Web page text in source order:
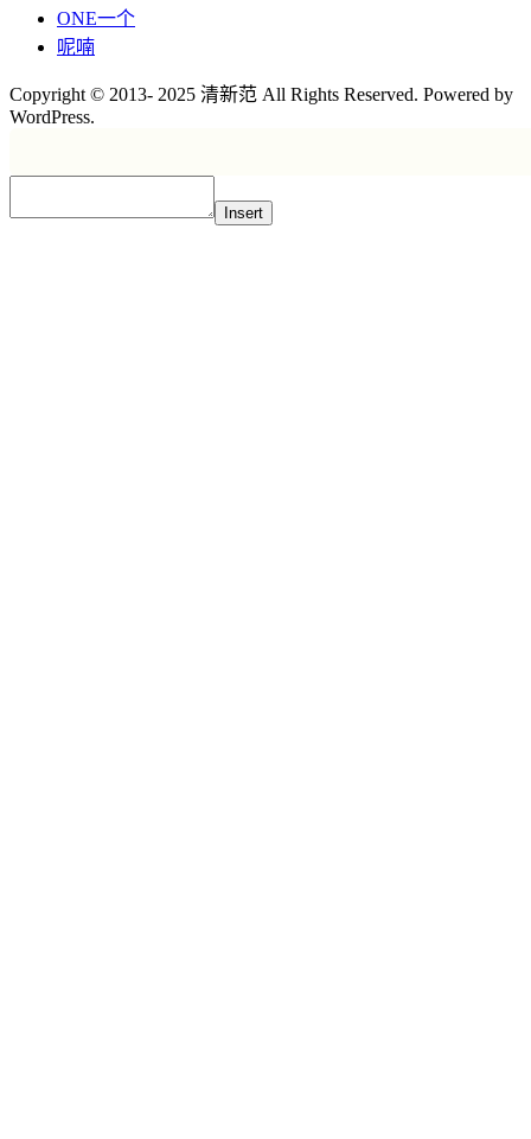
ONE一个
呢喃
Copyright © 2013- 2025 清新范 All Rights Reserved. Powered by
WordPress.
Insert